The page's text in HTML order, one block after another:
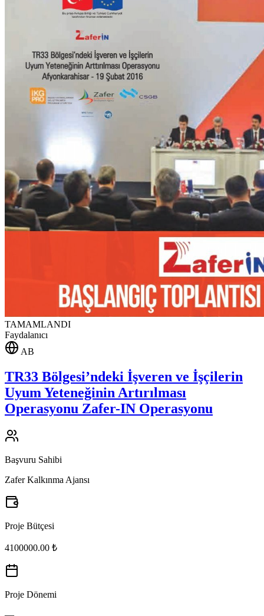
TAMAMLANDI
Faydalanıcı
AB
TR33 Bölgesi’ndeki İşveren ve İşçilerin
Uyum Yeteneğinin Artırılması
Operasyonu Zafer-IN Operasyonu
Başvuru Sahibi
Zafer Kalkınma Ajansı
Proje Bütçesi
4100000.00 ₺
Proje Dönemi